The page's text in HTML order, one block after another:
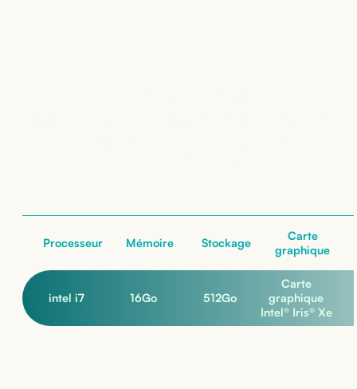
Processeur Mémoire Stockage
Carte
graphique
intel i7 16Go 512Go
Carte
graphique
Intel® Iris® Xe